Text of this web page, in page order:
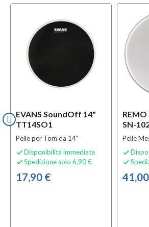
EVANS SoundOff 14"
TT14SO1
Pelle per Tom da 14"
 Disponibilità immediata
 Spedizione solo 6,90 €
17,90 €
SN-
Pelle

